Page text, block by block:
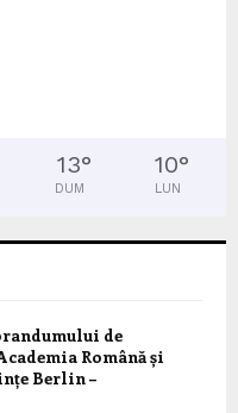
13°
DUM
10°
LUN
de
Română și
Berlin –